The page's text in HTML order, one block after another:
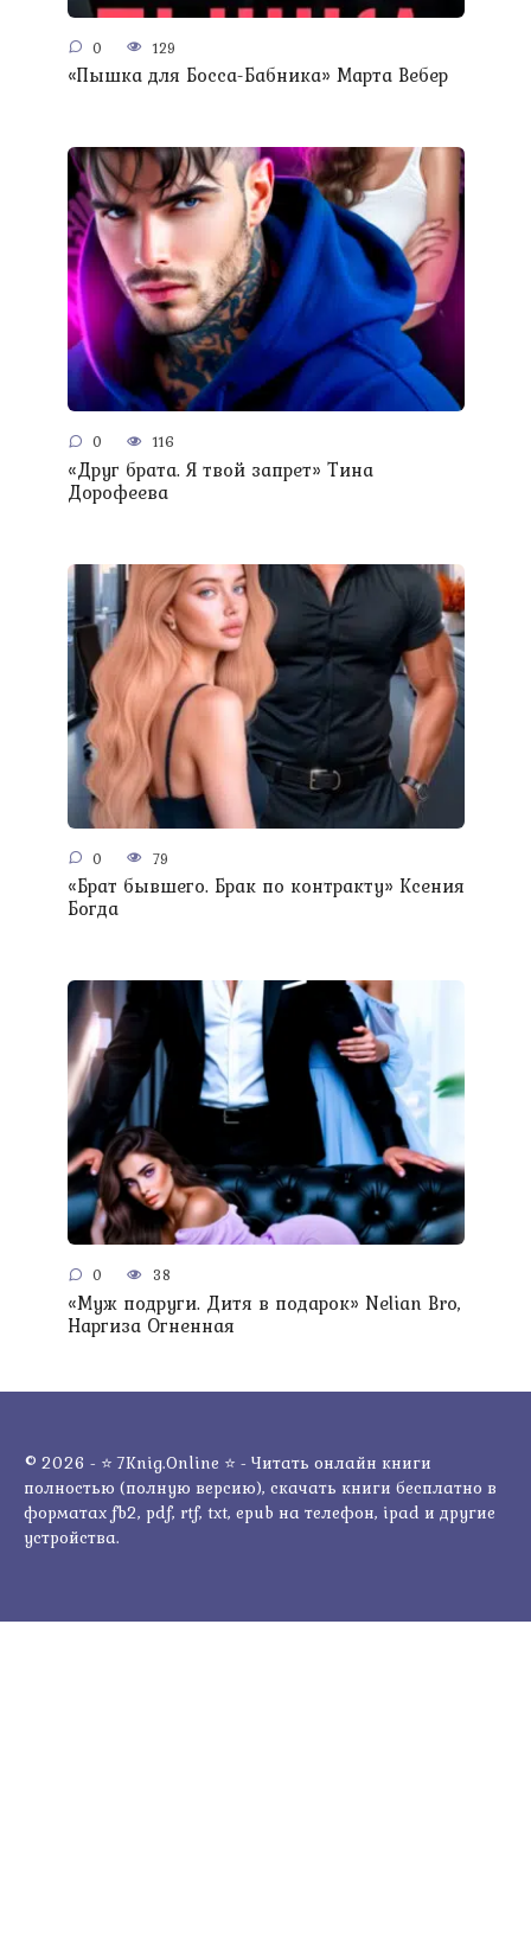
0 129
«Пышка для Босса-Бабника» Марта Вебер
0 116
«Друг брата. Я твой запрет» Тина
Дорофеева
0 79
«Брат бывшего. Брак по контракту» Ксения
Богда
0 38
«Муж подруги. Дитя в подарок» Nelian Bro,
Наргиза Огненная
© 2026 - ⭐ 7Knig.Online ⭐ - Читать онлайн книги
полностью (полную версию), скачать книги бесплатно в
форматах fb2, pdf, rtf, txt, epub на телефон, ipad и другие
устройства.